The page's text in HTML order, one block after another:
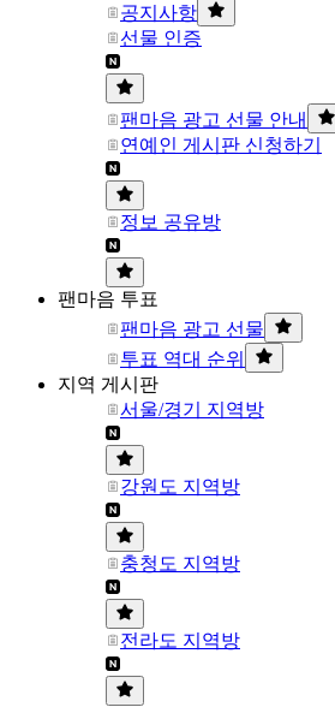
공지사항
선물 인증
팬마음 광고 선물 안내
연예인 게시판 신청하기
정보 공유방
팬마음 투표
팬마음 광고 선물
투표 역대 순위
지역 게시판
서울/경기 지역방
강원도 지역방
충청도 지역방
전라도 지역방